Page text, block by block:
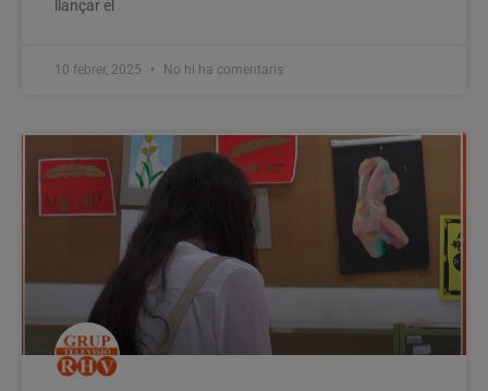
llançar el
10 febrer, 2025 No hi ha comentaris